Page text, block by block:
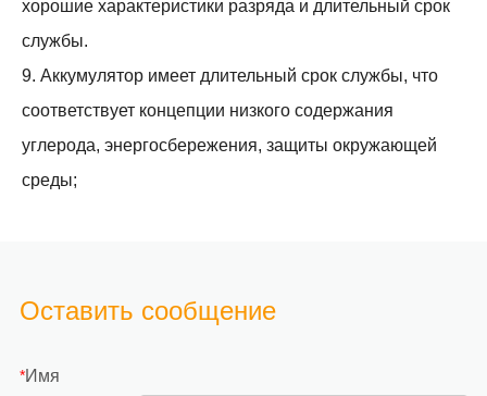
хорошие характеристики разряда и длительный срок
службы.
9. Аккумулятор имеет длительный срок службы, что
соответствует концепции низкого содержания
углерода, энергосбережения, защиты окружающей
среды;
Оставить сообщение
*Имя